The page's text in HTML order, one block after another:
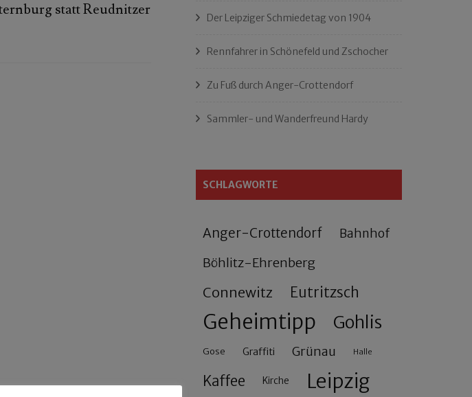
statt Reudnitzer Der Leipziger Schmiedetag von 1904
Rennfahrer in Schönefeld und Zschocher
Zu Fuß durch Anger-Crottendorf
Sammler- und Wanderfreund Hardy
SCHLAGWORTE
Anger-Crottendorf Bahnhof
Böhlitz-Ehrenberg
Connewitz Eutritzsch
Geheimtipp Gohlis
Gose Graffiti Grünau Halle
Kaffee Kirche Leipzig